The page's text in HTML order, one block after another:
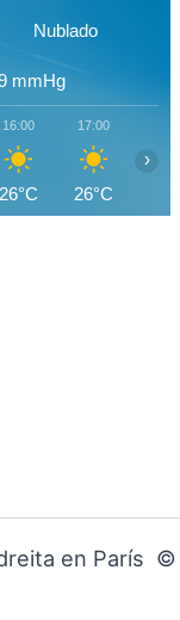
Nublado
mmHg
16:00
26°C
17:00
26°C
›
en París ©